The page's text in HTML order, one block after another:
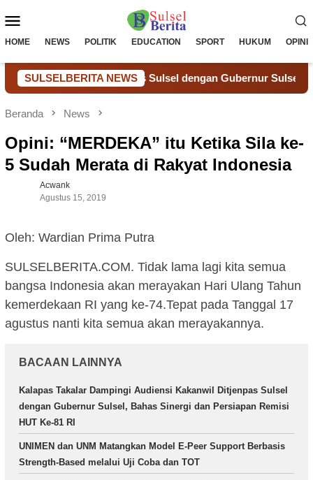
ke
Mobile
HOME NEWS POLITIK EDUCATION SPORT HUKUM OPINI
SULSELBERITA NEWS
Ditjenpas Sulsel dengan Gubernur Sulsel, Bahas
Beranda News
Opini: “MERDEKA” itu Ketika Sila ke-
5 Sudah Merata di Rakyat Indonesia
Acwank
Agustus 15, 2019
Oleh: Wardian Prima Putra
SULSELBERITA.COM. Tidak lama lagi kita semua
bangsa Indonesia akan merayakan Hari Ulang Tahun
kemerdekaan RI yang ke-74.Tepat pada Tanggal 17
agustus nanti kita semua akan merayakannya.
BACAAN LAINNYA
Kalapas Takalar Dampingi Audiensi Kakanwil Ditjenpas Sulsel
dengan Gubernur Sulsel, Bahas Sinergi dan Persiapan Remisi
HUT Ke-81 RI
UNIMEN dan UNM Matangkan Model E-Peer Support Berbasis
Strength-Based melalui Uji Coba dan TOT